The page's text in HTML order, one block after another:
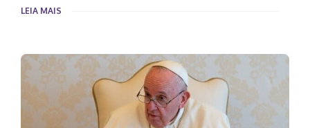
LEIA MAIS